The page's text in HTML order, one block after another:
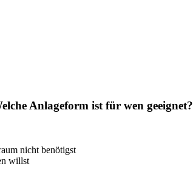
Anlageform ist für wen geeignet?
nicht benötigst
willst